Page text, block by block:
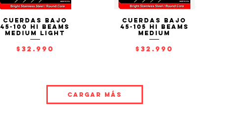
Vista rápida
Cuerdas Bajo
45-100 HI BEAMS
Medium Light
Precio
$32.990
Vista rápida
Cuerdas Bajo
45-105 HI BEAMS
Medium
Precio
$32.990
Cargar más